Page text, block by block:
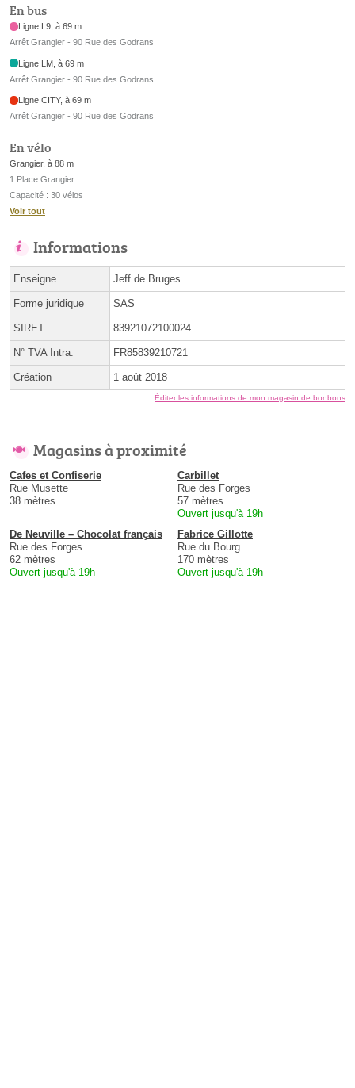
En bus
Ligne L9, à 69 m
Arrêt Grangier - 90 Rue des Godrans
Ligne LM, à 69 m
Arrêt Grangier - 90 Rue des Godrans
Ligne CITY, à 69 m
Arrêt Grangier - 90 Rue des Godrans
En vélo
Grangier, à 88 m
1 Place Grangier
Capacité : 30 vélos
Voir tout
Informations
Enseigne Jeff de Bruges
Forme juridique SAS
SIRET 83921072100024
N° TVA Intra. FR85839210721
Création 1 août 2018
Éditer les informations de mon magasin de bonbons
Magasins à proximité
Cafes et Confiserie
Rue Musette
38 mètres
Carbillet
Rue des Forges
57 mètres
Ouvert jusqu'à 19h
De Neuville – Chocolat français
Rue des Forges
62 mètres
Ouvert jusqu'à 19h
Fabrice Gillotte
Rue du Bourg
170 mètres
Ouvert jusqu'à 19h